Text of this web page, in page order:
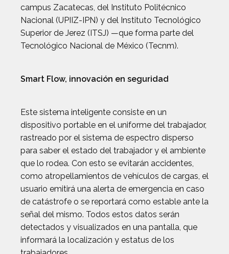
campus Zacatecas, del Instituto Politécnico
Nacional (UPIIZ-IPN) y del Instituto Tecnológico
Superior de Jerez (ITSJ) —que forma parte del
Tecnológico Nacional de México (Tecnm).
Smart Flow, innovación en seguridad
Este sistema inteligente consiste en un
dispositivo portable en el uniforme del trabajador,
rastreado por el sistema de espectro disperso
para saber el estado del trabajador y el ambiente
que lo rodea. Con esto se evitarán accidentes,
como atropellamientos de vehículos de cargas, el
usuario emitirá una alerta de emergencia en caso
de catástrofe o se reportará como estable ante la
señal del mismo. Todos estos datos serán
detectados y visualizados en una pantalla, que
informará la localización y estatus de los